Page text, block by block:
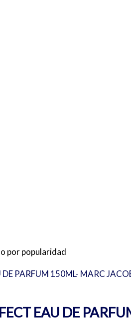
por popularidad
EAU DE